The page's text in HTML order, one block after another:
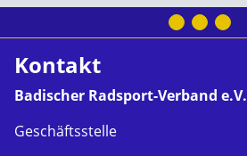
Kontakt
Badischer Radsport-Verband e.V.
Geschäftsstelle